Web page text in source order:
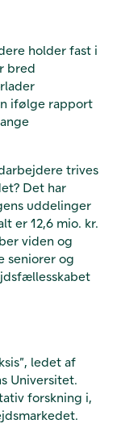
holder fast i
bred
ifølge rapport
trives
Det har
uddelinger
er 12,6 mio. kr.
viden og
seniorer og
ledet af
Universitet.
forskning i,